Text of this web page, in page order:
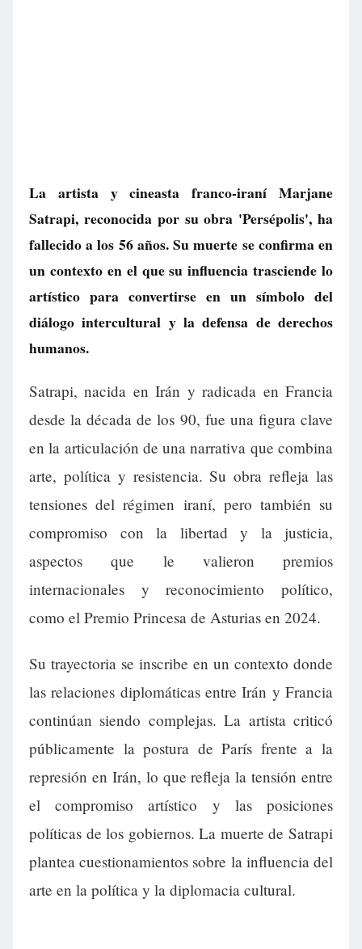
La artista y cineasta franco-iraní Marjane
Satrapi, reconocida por su obra 'Persépolis', ha
fallecido a los 56 años. Su muerte se confirma en
un contexto en el que su influencia trasciende lo
artístico para convertirse en un símbolo del
diálogo intercultural y la defensa de derechos
humanos.
Satrapi, nacida en Irán y radicada en Francia
desde la década de los 90, fue una figura clave
en la articulación de una narrativa que combina
arte, política y resistencia. Su obra refleja las
tensiones del régimen iraní, pero también su
compromiso con la libertad y la justicia,
aspectos que le valieron premios
internacionales y reconocimiento político,
como el Premio Princesa de Asturias en 2024.
Su trayectoria se inscribe en un contexto donde
las relaciones diplomáticas entre Irán y Francia
continúan siendo complejas. La artista criticó
públicamente la postura de París frente a la
represión en Irán, lo que refleja la tensión entre
el compromiso artístico y las posiciones
políticas de los gobiernos. La muerte de Satrapi
plantea cuestionamientos sobre la influencia del
arte en la política y la diplomacia cultural.